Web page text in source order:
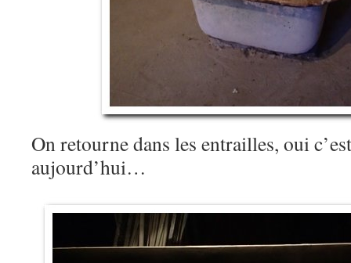
On retourne dans les entrailles, oui
aujourd’hui…